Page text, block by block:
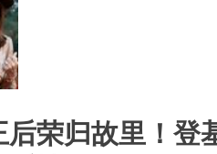
后荣归故里！登